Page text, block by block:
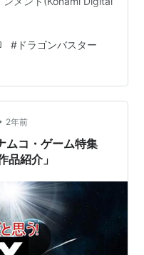
# ドラゴンバスター
2年前
ムコ・ゲーム特集
品紹介」